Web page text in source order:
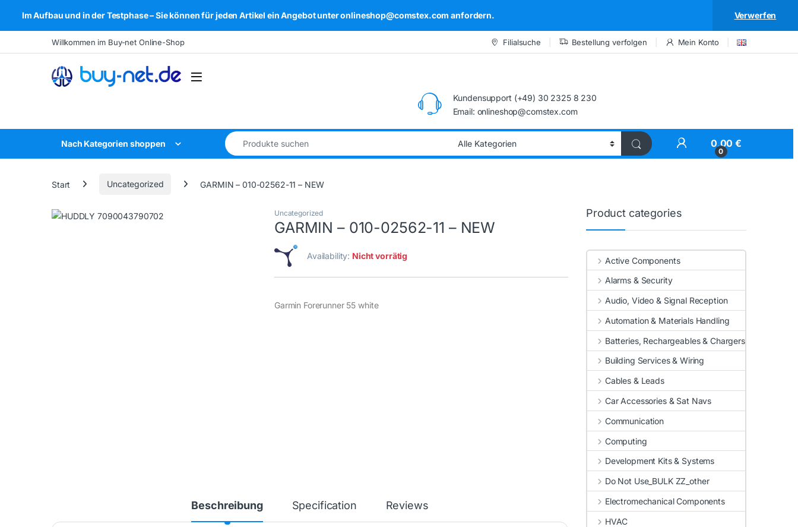
Im Aufbau und in der Testphase – Sie können für jeden Artikel ein Angebot unter onlineshop@comstex.com anfordern. Verwerfen
Skip to navigation
Skip to contentWillkommen im Buy-net Online-Shop Filialsuche Bestellung verfolgen Mein Konto
Open
Kundensupport (+49) 30 2325 8 230
Email: onlineshop@comstex.com
Nach Kategorien shoppen
Search for:
My Account
0
0,00€
Start Uncategorized GARMIN – 010-02562-11 – NEW
Uncategorized
GARMIN – 010-02562-11 – NEW
Availability: Nicht vorrätig
Garmin Forerunner 55 white
Beschreibung Specification Reviews
Product categories
Active Components
Alarms & Security
Audio, Video & Signal Reception
Automation & Materials Handling
Batteries, Rechargeables & Chargers
Building Services & Wiring
Cables & Leads
Car Accessories & Sat Navs
Communication
Computing
Development Kits & Systems
Do Not Use_BULK ZZ_other
Electromechanical Components
HVAC